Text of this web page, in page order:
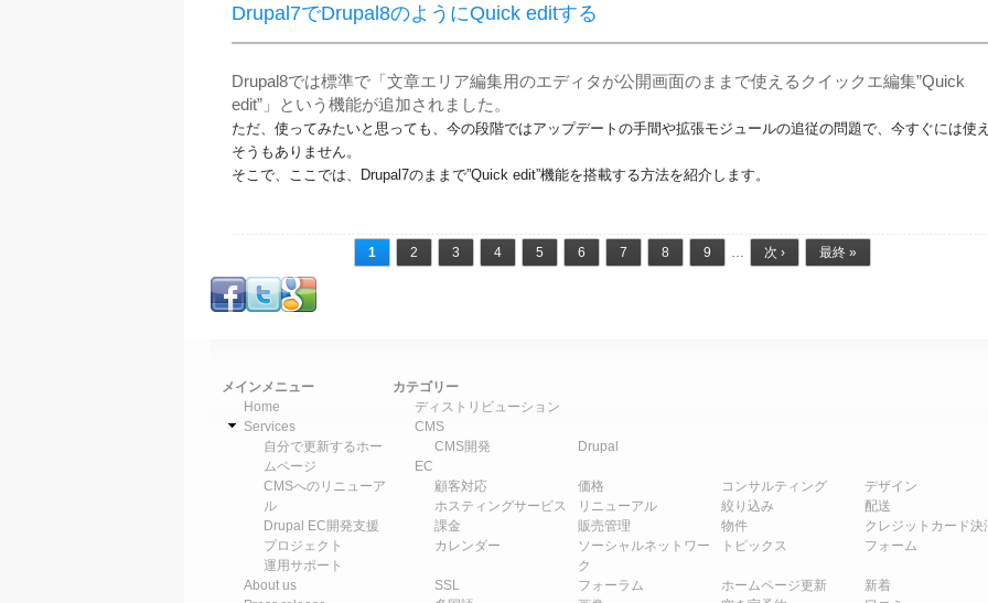
Drupal7でDrupal8のようにQuick editする
Drupal8では標準で「文章エリア編集用のエディタが公開画面のままで使えるクイックエ編集”Quick
edit”」という機能が追加されました。
ただ、使ってみたいと思っても、今の段階ではアップデートの手間や拡張モジュールの追従の問題で、今すぐには使
そうもありません。
そこで、ここでは、Drupal7のままで”Quick edit”機能を搭載する方法を紹介します。
1 2 3 4 5 6 7 8 9 … 次 › 最終 »
メインメニュー
Home
Services
自分で更新するホー
ムページ
CMSへのリニューア
ル
Drupal EC開発支援
プロジェクト
運用サポート
About us
カテゴリー
ディストリビューション
CMS
CMS開発
Drupal
EC
顧客対応
価格 コンサルティング
デザイン
ホスティングサービス
リニューアル 絞り込み
配送
課金
販売管理 物件
クレジットカード決
カレンダー
ソーシャルネットワー
ク
トピックス フォーム
SSL フォーラム ホームページ更新
新着